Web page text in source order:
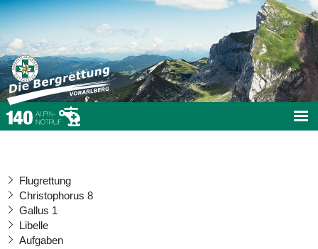
Flugrettung
Christophorus 8
Gallus 1
Libelle
Aufgaben